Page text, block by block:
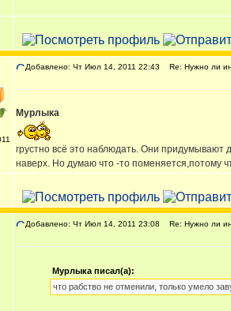
Добавлено: Чт Июл 14, 2011 22:43 Re: Нужно ли
Мурлыка
грустно всё это наблюдать. Они
наверх. Но думаю что -то поменяется,потому
Добавлено: Чт Июл 14, 2011 23:08 Re: Нужно ли
Мурлыка писал(а):
что рабство не отменили, только умело